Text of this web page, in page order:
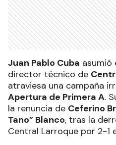
Juan Pablo Cuba asumió
director técnico de
atraviesa una campaña
Apertura de Primera A.
la renuncia de Ceferino
Tano” Blanco, tras la
Central Larroque por 2-1